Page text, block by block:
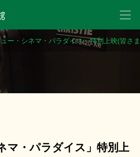
ー・シネマ・パラダイス」特別上映(皆さ
マ・パラダイス」特別上